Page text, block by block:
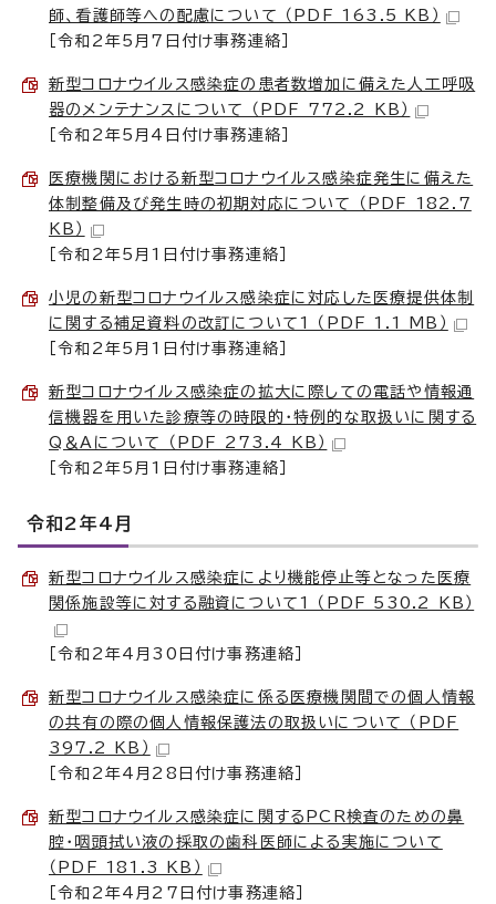
師、看護師等への配慮について （PDF 163.5 KB）
［令和2年5月7日付け事務連絡］
新型コロナウイルス感染症の患者数増加に備えた人工呼吸
器のメンテナンスについて （PDF 772.2 KB）
［令和2年5月4日付け事務連絡］
医療機関における新型コロナウイルス感染症発生に備えた
体制整備及び発生時の初期対応について （PDF 182.7
KB）
［令和2年5月1日付け事務連絡］
小児の新型コロナウイルス感染症に対応した医療提供体制
に関する補足資料の改訂について1 （PDF 1.1 MB）
［令和2年5月1日付け事務連絡］
新型コロナウイルス感染症の拡大に際しての電話や情報通
信機器を用いた診療等の時限的・特例的な取扱いに関する
Q＆Aについて （PDF 273.4 KB）
［令和2年5月1日付け事務連絡］
令和2年4月
新型コロナウイルス感染症により機能停止等となった医療
関係施設等に対する融資について1 （PDF 530.2 KB）
［令和2年4月30日付け事務連絡］
新型コロナウイルス感染症に係る医療機関間での個人情報
の共有の際の個人情報保護法の取扱いについて （PDF
397.2 KB）
［令和2年4月28日付け事務連絡］
新型コロナウイルス感染症に関するPCR検査のための鼻
腔・咽頭拭い液の採取の歯科医師による実施について
（PDF 181.3 KB）
［令和2年4月27日付け事務連絡］